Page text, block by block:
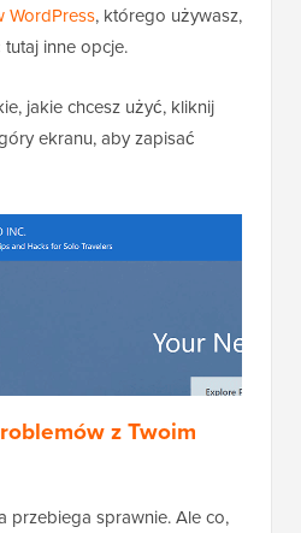
WordPress, którego używasz,
inne opcje.
jakie chcesz użyć, kliknij
ekranu, aby zapisać
z Twoim
przebiega sprawnie. Ale co,